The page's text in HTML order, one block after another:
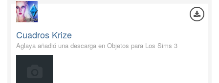
Cuadros Krize
Aglaya añadió una descarga en Objetos para Los Sims 3